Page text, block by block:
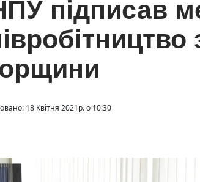
підписав
18 Квітня 2021р. о 10:30